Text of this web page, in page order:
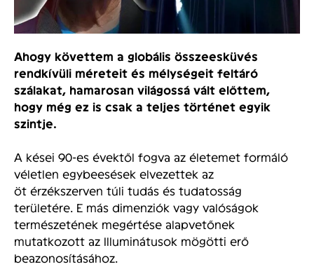
Ahogy követtem a globális összeesküvés
rendkívüli méreteit és mélységeit feltáró
szálakat, hamarosan világossá vált előttem,
hogy még ez is csak a teljes történet egyik
szintje.
A kései 90-es évektől fogva az életemet formáló
véletlen egybeesések elvezettek az
öt érzékszerven túli tudás és tudatosság
területére. E más dimenziók vagy valóságok
természetének megértése alapvetőnek
mutatkozott az Illuminátusok mögötti erő
beazonosításához.